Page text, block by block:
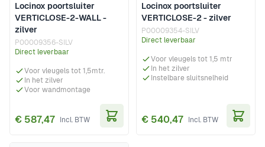
Locinox poortsluiter
VERTICLOSE-2-WALL -
zilver
P00009356-SILV
Direct leverbaar
Voor vleugels tot 1,5mtr.
In het zilver
Voor wandmontage
€ 587,47
Locinox poortsluiter
VERTICLOSE-2 - zilver
P00009354-SILV
Direct leverbaar
Voor vleugels tot 1,5 mtr
In het zilver
Instelbare sluitsnelheid
€ 540,47